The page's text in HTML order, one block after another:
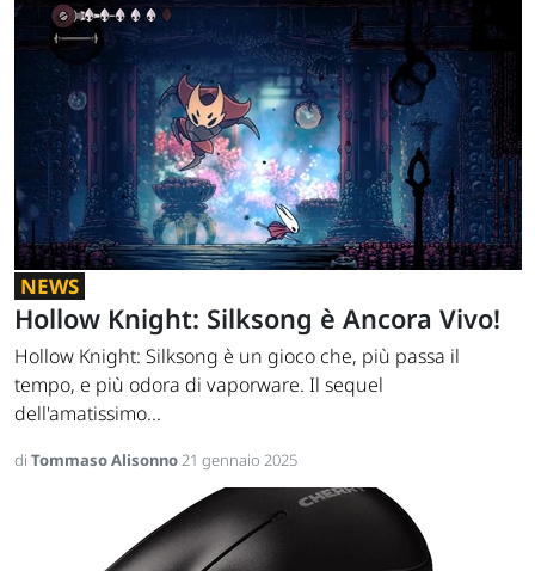
NEWS
Hollow Knight: Silksong è Ancora Vivo!
Hollow Knight: Silksong è un gioco che, più passa il
tempo, e più odora di vaporware. Il sequel
dell'amatissimo...
di Tommaso Alisonno21 gennaio 2025